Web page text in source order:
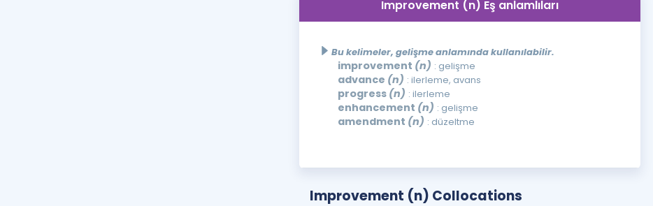
Improvement (n) Eş anlamlıları
Bu kelimeler, gelişme anlamında kullanılabilir.
improvement (n) : gelişme
advance (n) : ilerleme, avans
progress (n) : ilerleme
enhancement (n) : gelişme
amendment (n) : düzeltme
Improvement (n) Collocations